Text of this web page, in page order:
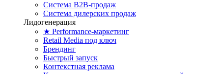
Система B2B-продаж
Система дилерских продаж
Лидогенерация
★ Performance-маркетинг
Retail Media под ключ
Брендинг
Быстрый запуск
Контекстная реклама